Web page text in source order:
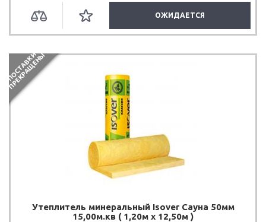
ОЖИДАЕТСЯ
П
О
С
Т
А
В
К
И
П
Р
Е
К
Р
А
Щ
Е
Н
Ы
Утеплитель минеральный Isover Сауна 50мм
15,00м.кв ( 1,20м х 12,50м )